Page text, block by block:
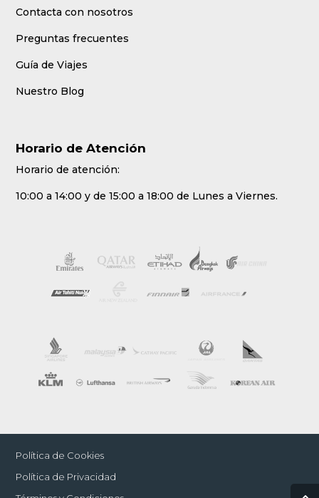
Contacta con nosotros
Preguntas frecuentes
Guía de Viajes
Nuestro Blog
Horario de Atención
Horario de atención:
10:00 a 14:00 y de 15:00 a 18:00 de Lunes a Viernes.
Política de Cookies
Política de Privacidad